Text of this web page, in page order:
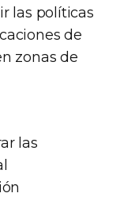
las políticas
de
zonas de
las